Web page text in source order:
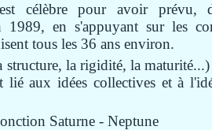
célèbre pour avoir prévu,
1989, en s'appuyant sur les
tous les 36 ans environ.
structure, la rigidité, la
aux idées collectives et à
Saturne - Neptune